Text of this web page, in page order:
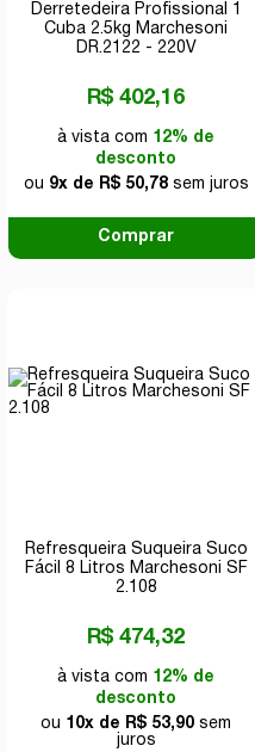
Derretedeira Profissional 1
Cuba 2.5kg Marchesoni
DR.2122 - 220V
R$ 402,16
à vista com 12% de
desconto
ou 9x de R$ 50,78sem juros
Comprar
Refresqueira Suqueira Suco
Fácil 8 Litros Marchesoni SF
2.108
R$ 474,32
à vista com 12% de
desconto
ou 10x de R$ 53,90 sem
juros